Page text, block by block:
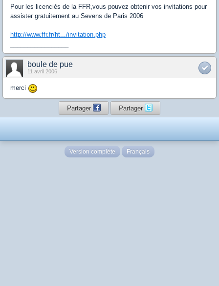
Pour les licenciés de la FFR,vous pouvez obtenir vos invitations pour
assister gratuitement au Sevens de Paris 2006
http://www.ffr.fr/ht.../invitation.php
boule de pue
11 avril 2006
merci
Partager Partager
Version complète Français